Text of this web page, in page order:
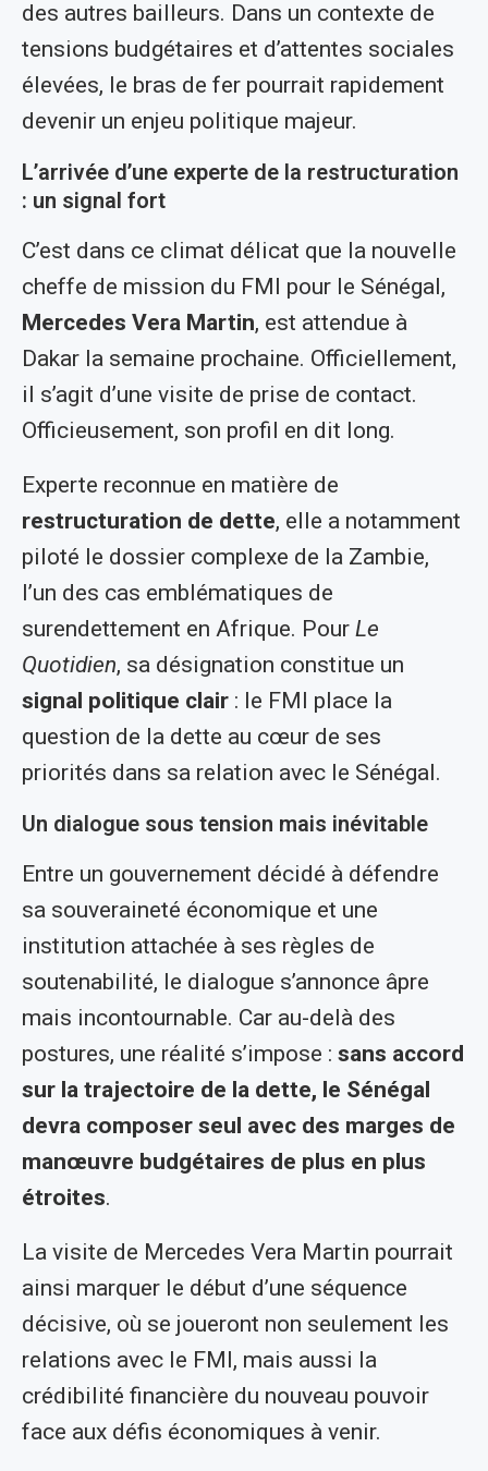
des autres bailleurs. Dans un contexte de
tensions budgétaires et d’attentes sociales
élevées, le bras de fer pourrait rapidement
devenir un enjeu politique majeur.
L’arrivée d’une experte de la restructuration
: un signal fort
C’est dans ce climat délicat que la nouvelle
cheffe de mission du FMI pour le Sénégal,
Mercedes Vera Martin, est attendue à
Dakar la semaine prochaine. Officiellement,
il s’agit d’une visite de prise de contact.
Officieusement, son profil en dit long.
Experte reconnue en matière de
restructuration de dette, elle a notamment
piloté le dossier complexe de la Zambie,
l’un des cas emblématiques de
surendettement en Afrique. Pour Le
Quotidien, sa désignation constitue un
signal politique clair : le FMI place la
question de la dette au cœur de ses
priorités dans sa relation avec le Sénégal.
Un dialogue sous tension mais inévitable
Entre un gouvernement décidé à défendre
sa souveraineté économique et une
institution attachée à ses règles de
soutenabilité, le dialogue s’annonce âpre
mais incontournable. Car au-delà des
postures, une réalité s’impose : sans accord
sur la trajectoire de la dette, le Sénégal
devra composer seul avec des marges de
manœuvre budgétaires de plus en plus
étroites.
La visite de Mercedes Vera Martin pourrait
ainsi marquer le début d’une séquence
décisive, où se joueront non seulement les
relations avec le FMI, mais aussi la
crédibilité financière du nouveau pouvoir
face aux défis économiques à venir.